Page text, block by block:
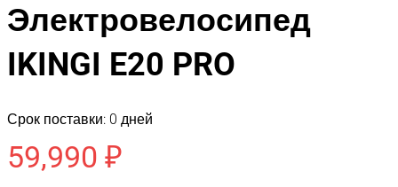
Электровелосипед
IKINGI E20 PRO
Срок поставки: 0 дней
59,990 ₽